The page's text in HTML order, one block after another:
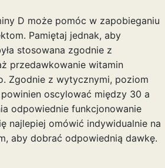
D może pomóc w zapobieganiu
Pamiętaj jednak, aby
stosowana zgodnie z
przedawkowanie witamin
Zgodnie z wytycznymi, poziom
oscylować między 30 a
odpowiednie funkcjonowanie
najlepiej omówić indywidualnie na
aby dobrać odpowiednią dawkę.